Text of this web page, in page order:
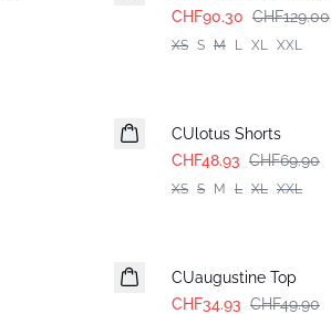
CHF90.30 CHF129.00
XS S M L XL XXL
CUlotus Shorts
CHF48.93 CHF69.90
XS S M L XL XXL
CUaugustine Top
CHF34.93 CHF49.90